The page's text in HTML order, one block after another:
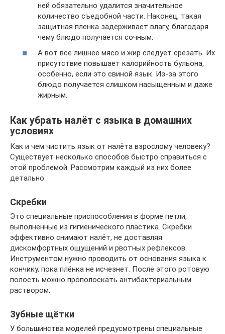
ней обязательно удалится значительное
количество съедобной части. Наконец, такая
защитная пленка задерживает влагу, благодаря
чему блюдо получается сочным.
А вот все лишнее мясо и жир следует срезать. Их
присутствие повышает калорийность бульона,
особенно, если это свиной язык. Из-за этого
блюдо получается слишком насыщенным и даже
жирным.
Как убрать налёт с языка в домашних
условиях
Как и чем чистить язык от налёта взрослому человеку?
Существует несколько способов быстро справиться с
этой проблемой. Рассмотрим каждый из них более
детально.
Скребки
Это специальные приспособления в форме петли,
выполненные из гигиенического пластика. Скребки
эффективно снимают налёт, не доставляя
дискомфортных ощущений и рвотных рефлексов.
Инструментом нужно проводить от основания языка к
кончику, пока плёнка не исчезнет. После этого ротовую
полость можно прополоскать антибактериальным
раствором.
Зубные щётки
У большинства моделей предусмотрены специальные